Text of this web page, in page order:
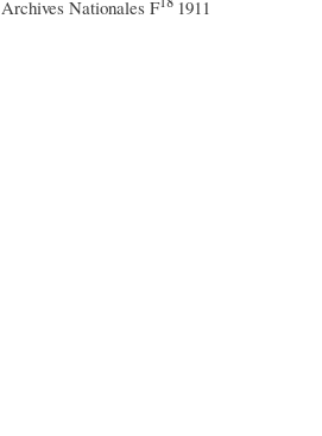
Archives Nationales F 1911